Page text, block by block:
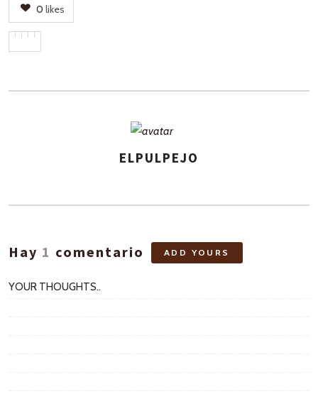
0 likes
ELPULPEJO
Hay 1 comentario ADD YOURS